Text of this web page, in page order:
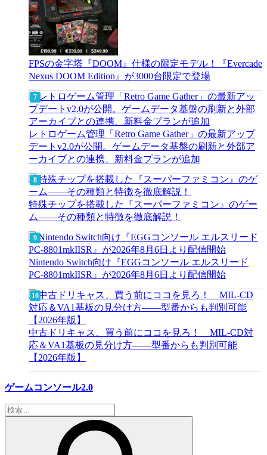
FPSの金字塔『DOOM』仕様の限定モデル！『Evercade
Nexus DOOM Edition』が3000台限定で登場
レトロゲーム管理「Retro Game Gather」の最新アップ
デートv2.0が公開。ゲームデータ基盤の刷新と外部ア
ーカイブとの連携、新料金プランが追加
特殊チップを搭載した『スーパーファミコン』のゲー
ム――その種類と特徴を徹底解説！
Nintendo Switch向け『EGGコンソール エルスリード
PC-8801mkIISR』が2026年8月6日より配信開始
中古ドリキャス、買う前にココを見ろ！ MIL-CD対
応＆VA1基板の見分け方——型番からも判別可能
【2026年版】
ゲームコンソール2.0
検
索: